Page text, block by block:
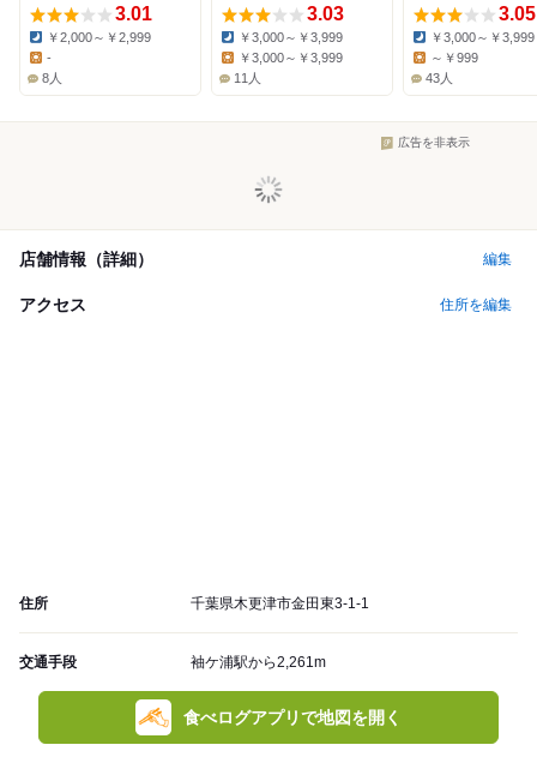
3.01
Dinner:
￥2,000～￥2,999
Lunch:
-
8人
3.03
Dinner:
￥3,000～￥3,999
Lunch:
￥3,000～￥3,999
11人
3.05
Dinner:
￥3,000～￥3,999
Lunch:
～￥999
43人
広告を非表示
店舗情報（詳細） 編集
アクセス 住所を編集
住所 千葉県木更津市金田東3-1-1
交通手段 袖ケ浦駅から2,261m
食べログアプリで地図を開く